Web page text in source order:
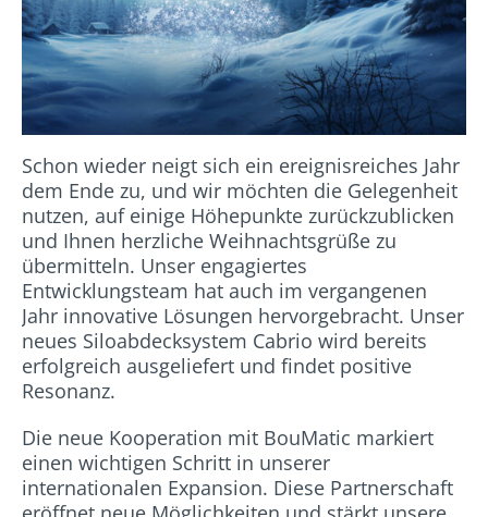
Schon wieder neigt sich ein ereignisreiches Jahr
dem Ende zu, und wir möchten die Gelegenheit
nutzen, auf einige Höhepunkte zurückzublicken
und Ihnen herzliche Weihnachtsgrüße zu
übermitteln. Unser engagiertes
Entwicklungsteam hat auch im vergangenen
Jahr innovative Lösungen hervorgebracht. Unser
neues Siloabdecksystem Cabrio wird bereits
erfolgreich ausgeliefert und findet positive
Resonanz.
Die neue Kooperation mit BouMatic markiert
einen wichtigen Schritt in unserer
internationalen Expansion. Diese Partnerschaft